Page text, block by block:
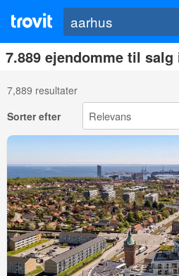
7.889 ejendomme til
7,889 resultater
Sorter efter